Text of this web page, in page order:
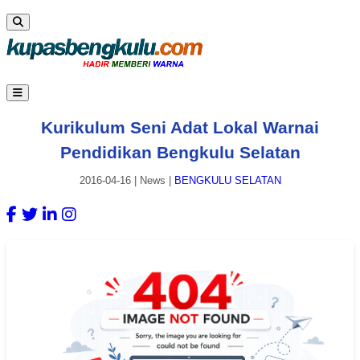
Kurikulum Seni Adat Lokal Warnai
Pendidikan Bengkulu Selatan
2016-04-16| News BENGKULU SELATAN